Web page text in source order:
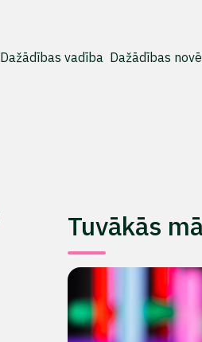
Dažādības vadība Dažādības
Tuvākās